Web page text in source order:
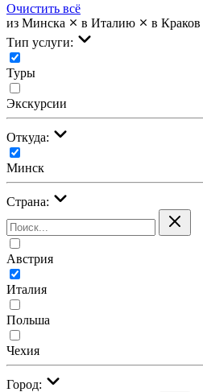
Очистить всё
из Минска
в Италию в Краков
Тип услуги:
Туры
Экскурсии
Откуда:
Минск
Страна:
Австрия
Италия
Польша
Чехия
Город: